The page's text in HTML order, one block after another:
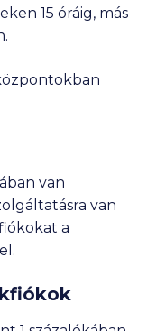
15 óráig, más
van
van
a